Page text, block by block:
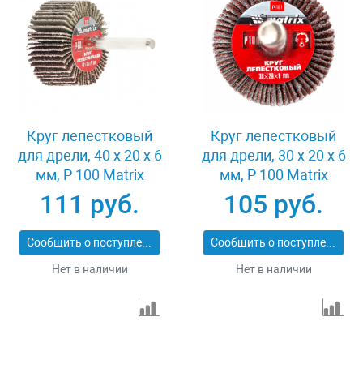
Круг лепестковый
для дрели, 40 х 20 х 6
мм, P 100 Matrix
74168
111 руб.
Сообщить о поступлении
Нет в наличии
Круг лепестковый
для дрели, 30 х 20 х 6
мм, P 100 Matrix
74161
105 руб.
Сообщить о поступлении
Нет в наличии